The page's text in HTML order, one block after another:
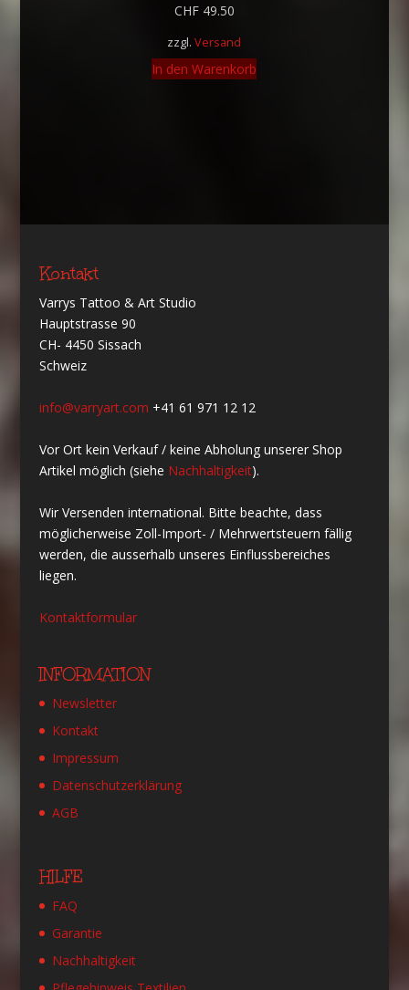
CHF49.50
zzgl.Versand
In den Warenkorb
Kontakt
Varrys Tattoo & Art Studio
Hauptstrasse 90
CH- 4450 Sissach
Schweiz
info@varryart.com +41 61 971 12 12
Vor Ort kein Verkauf / keine Abholung unserer Shop
Artikel möglich (siehe Nachhaltigkeit).
Wir Versenden international. Bitte beachte, dass
möglicherweise Zoll-Import- / Mehrwertsteuern fällig
werden, die ausserhalb unseres Einflussbereiches
liegen.
Kontaktformular
INFORMATION
Newsletter
Kontakt
Impressum
Datenschutzerklärung
AGB
HILFE
FAQ
Garantie
Nachhaltigkeit